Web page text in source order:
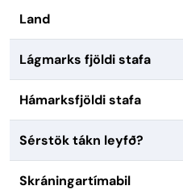
Land
Lágmarks fjöldi stafa
Hámarksfjöldi stafa
Sérstök tákn leyfð?
Skráningartímabil